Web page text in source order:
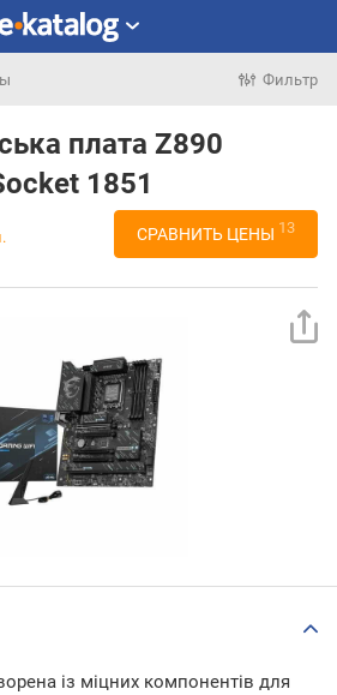
Фильтр
плата Z890
1851
СРАВНИТЬ ЦЕНЫ 13
із міцних компонентів для